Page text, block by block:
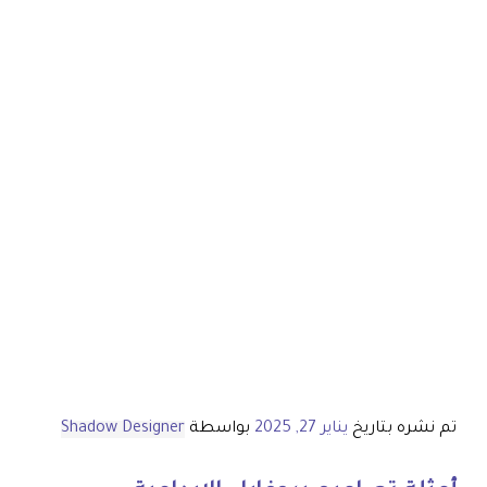
تم نشره بتاريخ يناير 27, 2025 بواسطة Shadow Designer